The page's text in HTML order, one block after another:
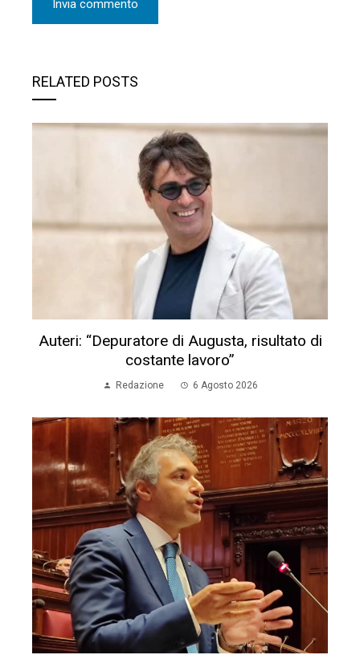
RELATED POSTS
Auteri: “Depuratore di Augusta, risultato di
costante lavoro”
Redazione 6 Agosto 2026